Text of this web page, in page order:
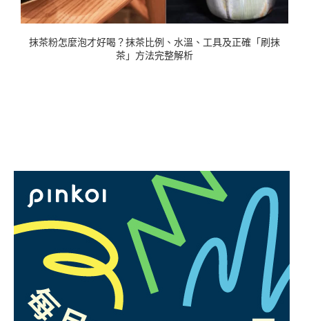
抹茶粉怎麼泡才好喝？抹茶比例、水溫、工具及正確「刷抹
茶」方法完整解析